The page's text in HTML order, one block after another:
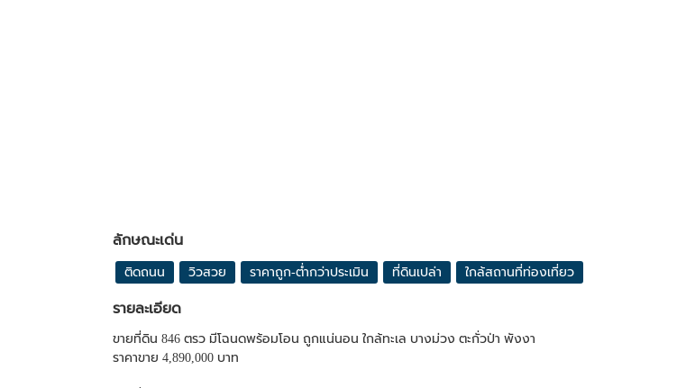
ลักษณะเด่น
ติดถนน วิวสวย ราคาถูก-ต่ำกว่าประเมิน ที่ดินเปล่า ใกล้สถานที่ท่องเที่ยว
รายละเอียด
ขายที่ดิน 846 ตรว มีโฉนดพร้อมโอน ถูกแน่นอน ใกล้ทะเล บางม่วง ตะกั่วป่า พังงา
ราคาขาย 4,890,000 บาท